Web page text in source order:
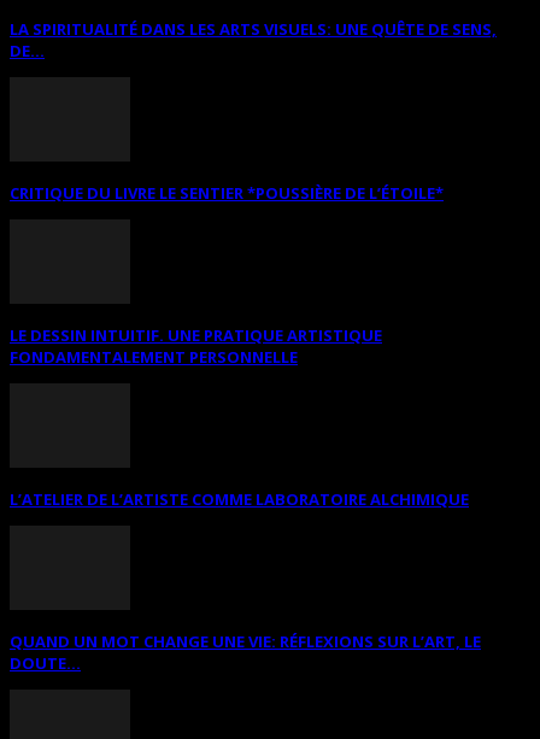
LA SPIRITUALITÉ DANS LES ARTS VISUELS: UNE QUÊTE DE SENS,
DE...
CRITIQUE DU LIVRE LE SENTIER *POUSSIÈRE DE L’ÉTOILE*
LE DESSIN INTUITIF. UNE PRATIQUE ARTISTIQUE
FONDAMENTALEMENT PERSONNELLE
L’ATELIER DE L’ARTISTE COMME LABORATOIRE ALCHIMIQUE
QUAND UN MOT CHANGE UNE VIE: RÉFLEXIONS SUR L’ART, LE
DOUTE...